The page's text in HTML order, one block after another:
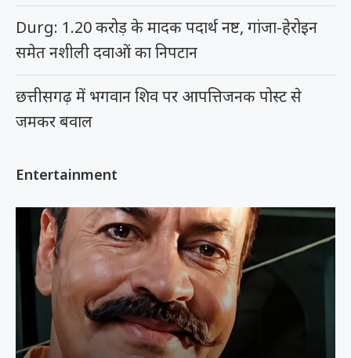
Durg: 1.20 करोड़ के मादक पदार्थ नष्ट, गांजा-हेरोइन
समेत नशीली दवाओं का निपटान
छत्तीसगढ़ में भगवान शिव पर आपत्तिजनक पोस्ट से
जमकर बवाल
Entertainment